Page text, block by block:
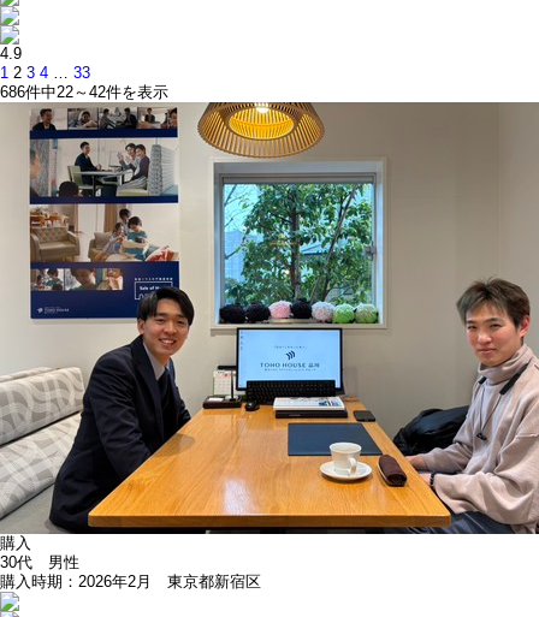
4.9
1 2 3 4
33
686件中22～42件を表示
購入
30代 男性
購入時期：2026年2月 東京都新宿区